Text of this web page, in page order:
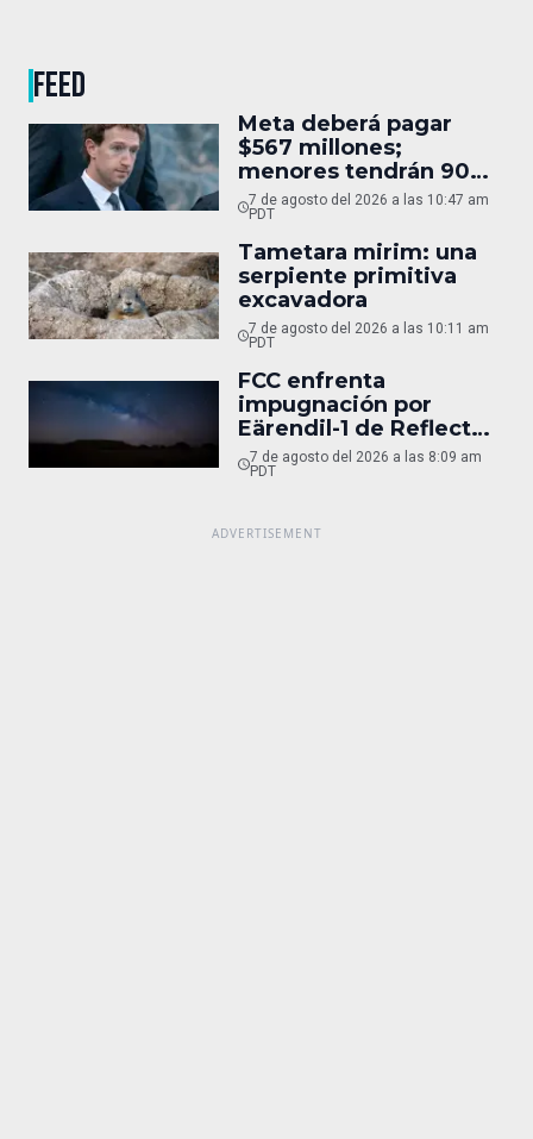
FEED
Meta deberá pagar
$567 millones;
menores tendrán 90
horas
7 de agosto del 2026 a las 10:47 am
PDT
Tametara mirim: una
serpiente primitiva
excavadora
7 de agosto del 2026 a las 10:11 am
PDT
FCC enfrenta
impugnación por
Eärendil-1 de Reflect
Orbital
7 de agosto del 2026 a las 8:09 am
PDT